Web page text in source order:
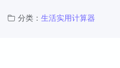
分类： 生活实用计算器